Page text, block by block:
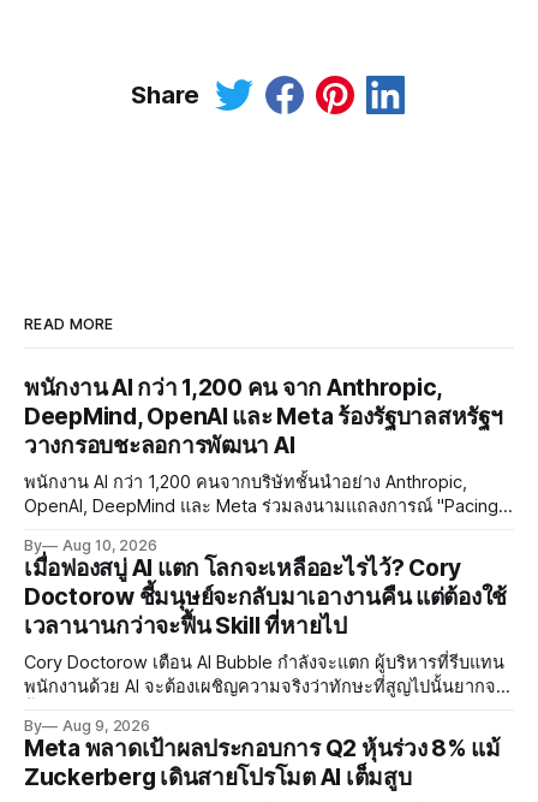
Share
READ MORE
พนักงาน AI กว่า 1,200 คน จาก Anthropic,
DeepMind, OpenAI และ Meta ร้องรัฐบาลสหรัฐฯ
วางกรอบชะลอการพัฒนา AI
พนักงาน AI กว่า 1,200 คนจากบริษัทชั้นนำอย่าง Anthropic,
OpenAI, DeepMind และ Meta ร่วมลงนามแถลงการณ์ "Pacing
จังหวะการพัฒนา AI ท่ามกลางความกังวลด้าน RSI และ
Misalignment
By Aug 10, 2026
เมื่อฟองสบู่ AI แตก โลกจะเหลืออะไรไว้? Cory
Doctorow ชี้มนุษย์จะกลับมาเอางานคืน แต่ต้องใช้
เวลานานกว่าจะฟื้น Skill ที่หายไป
Cory Doctorow เตือน AI Bubble กำลังจะแตก ผู้บริหารที่รีบแทน
พนักงานด้วย AI จะต้องเผชิญความจริงว่าทักษะที่สูญไปนั้นยากจะ
Source แทน
By Aug 9, 2026
Meta พลาดเป้าผลประกอบการ Q2 หุ้นร่วง 8% แม้
Zuckerberg เดินสายโปรโมต AI เต็มสูบ